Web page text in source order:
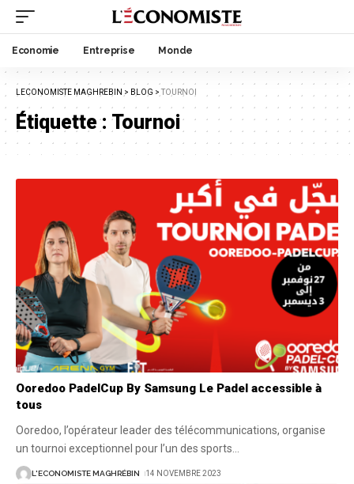
Economie Entreprise Monde
LECONOMISTE MAGHREBIN > BLOG >TOURNOI
Étiquette : Tournoi
Ooredoo PadelCup By Samsung Le Padel accessible à
tous
Ooredoo, l’opérateur leader des télécommunications, organise
un tournoi exceptionnel pour l’un des sports
L'ECONOMISTE MAGHRÉBIN 14 NOVEMBRE 2023